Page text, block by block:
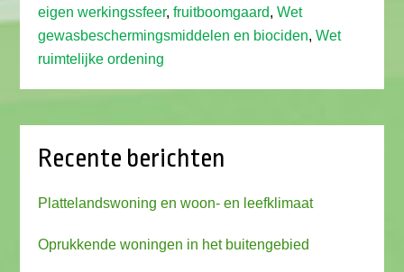
eigen werkingssfeer,fruitboomgaard,Wet
gewasbeschermingsmiddelen en biociden,Wet
ruimtelijke ordening
Recente berichten
Plattelandswoning en woon- en leefklimaat
Oprukkende woningen in het buitengebied